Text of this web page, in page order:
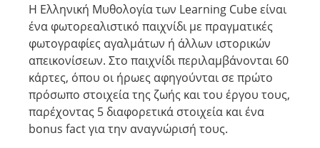
Η Ελληνική Μυθολογία των Learning Cube είναι
ένα φωτορεαλιστικό παιχνίδι με πραγματικές
φωτογραφίες αγαλμάτων ή άλλων ιστορικών
απεικονίσεων. Στο παιχνίδι περιλαμβάνονται 60
κάρτες, όπου οι ήρωες αφηγούνται σε πρώτο
πρόσωπο στοιχεία της ζωής και του έργου τους,
παρέχοντας 5 διαφορετικά στοιχεία και ένα
bonus fact για την αναγνώρισή τους.